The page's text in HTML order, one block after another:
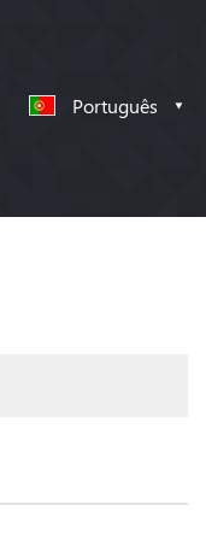
Português